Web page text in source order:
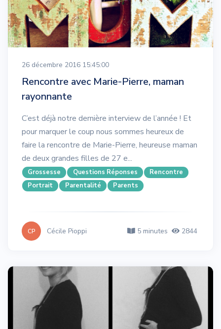
26 décembre 2016 15:45:00
Rencontre avec Marie-Pierre, maman
rayonnante
C’est déjà notre dernière interview de l’année ! Et
pour marquer le coup nous sommes heureux de
faire la rencontre de Marie-Pierre, heureuse maman
de deux grandes filles de 27 e...
Grossesse Questions Réponses
Rencontre
Portrait
Parentalité Parents
CP Cécile Pioppi 5 minutes 2844